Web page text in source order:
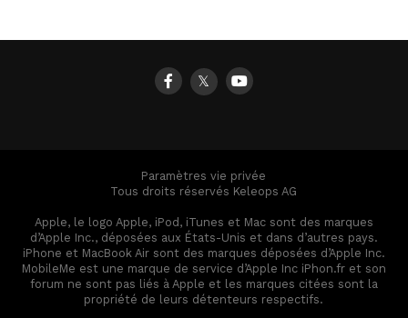
𝕏
Paramètres vie privée
Tous droits réservés Keleops AG
Apple, le logo Apple, iPod, iTunes et Mac sont des marques
d’Apple Inc., déposées aux États-Unis et dans d’autres pays.
iPhone et MacBook Air sont des marques déposées d’Apple Inc.
MobileMe est une marque de service d’Apple Inc iPhon.fr et son
forum ne sont pas liés à Apple et les marques citées sont la
propriété de leurs détenteurs respectifs.